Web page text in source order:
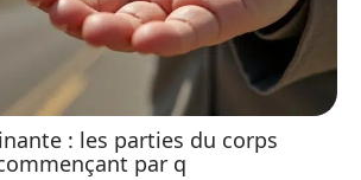
: les parties du corps
par q